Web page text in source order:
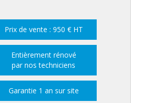
Prix de vente : 950 € HT
Entièrement rénové
par nos techniciens
Garantie 1 an sur site